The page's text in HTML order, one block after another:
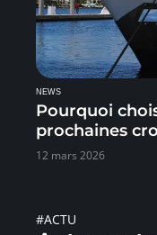
NEWS
Pourquoi
prochaines
12 mars 2026
#ACTU